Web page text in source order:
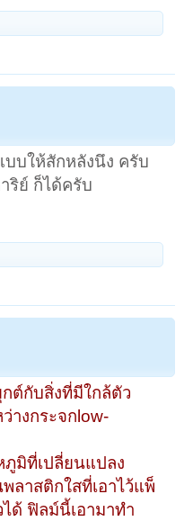
บให้สักหลังนึง ครับ
ย์ ก็ได้ครับ
ต์กับสิ่งที่มีใกล้ตัว
างกระจกlow-
มิที่เปลี่ยนแปลง
ลาสติกใสที่เอาไว้แพ็
ด้ ฟิลม์นี้เอามาทำ